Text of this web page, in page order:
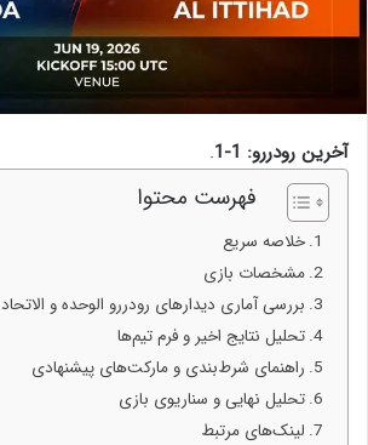
آخرین رودررو: 1-1 .
فهرست محتوا
خلاصه سریع
مشخصات بازی
بررسی آماری دیدارهای رودررو الوحده و الاتحاد
تحلیل نتایج اخیر و فرم تیم‌ها
راهنمای شرط‌بندی و مارکت‌های پیشنهادی
تحلیل نهایی و سناریوی بازی
لینک‌های مرتبط